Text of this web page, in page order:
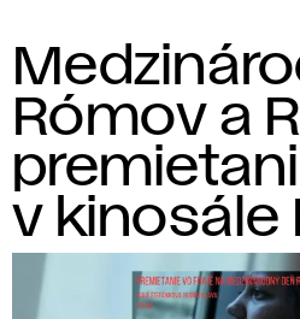
Rómov a
v kinosále